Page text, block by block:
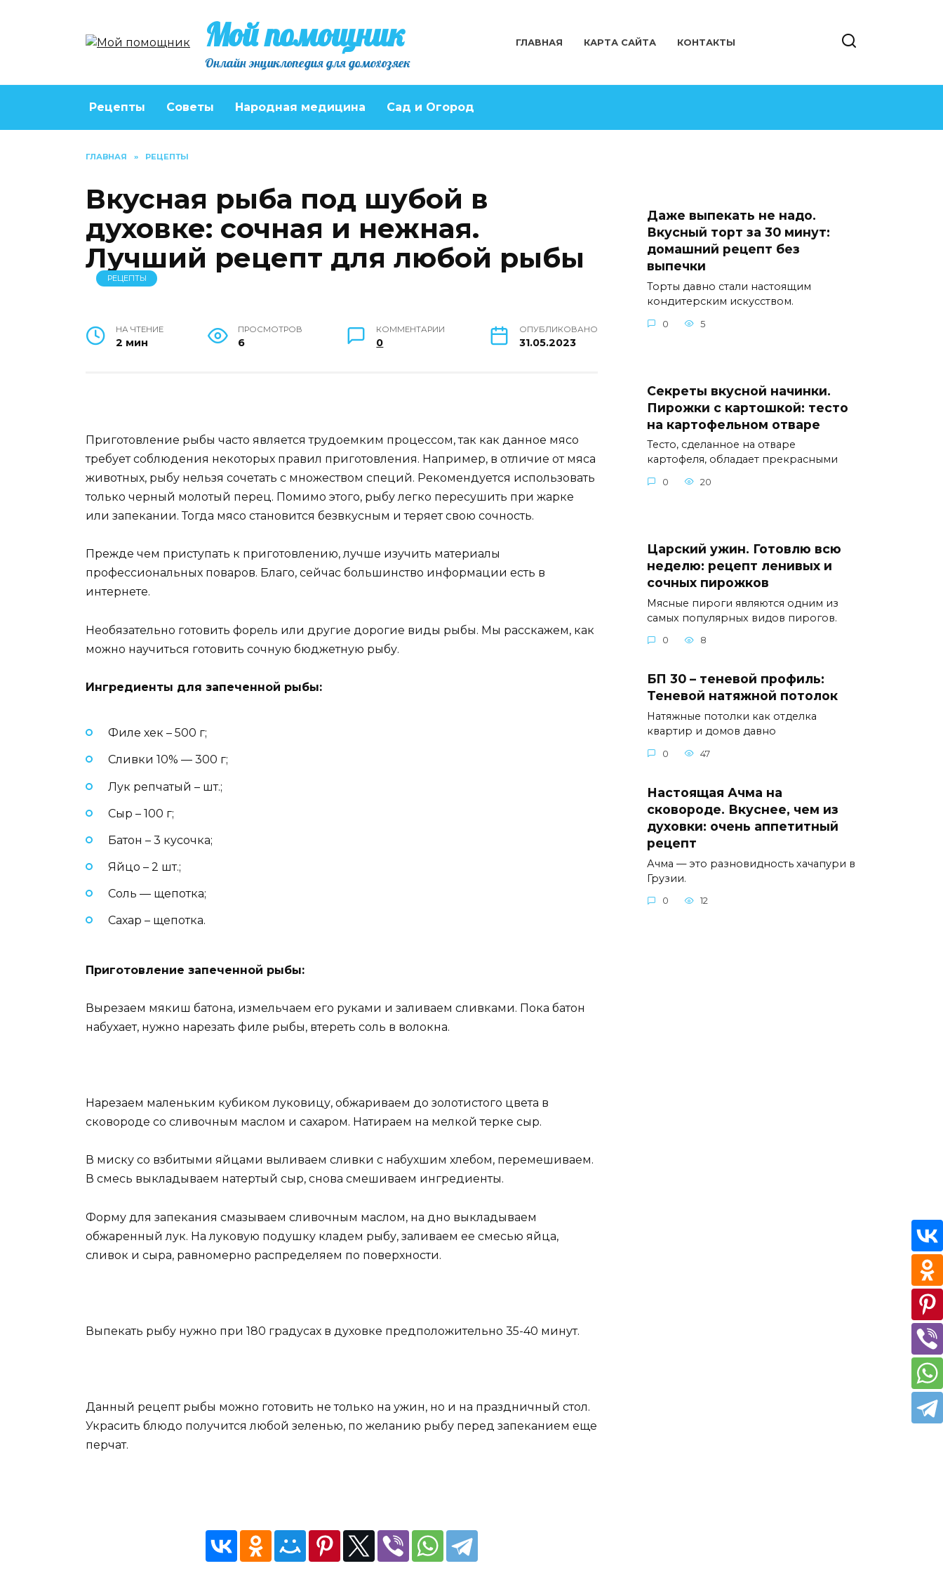
Мой помощник
Онлайн энциклопедия для домохозяек
ГЛАВНАЯ КАРТА САЙТА КОНТАКТЫ
Рецепты Советы Народная медицина Сад и Огород
ГЛАВНАЯ » РЕЦЕПТЫ
Вкусная рыба под шубой в
духовке: сочная и нежная.
Лучший рецепт для любой рыбы
РЕЦЕПТЫ
НА ЧТЕНИЕ
2 мин
ПРОСМОТРОВ
6
КОММЕНТАРИИ
0
ОПУБЛИКОВАНО
31.05.2023
Приготовление рыбы часто является трудоемким процессом, так как данное мясо
требует соблюдения некоторых правил приготовления. Например, в отличие от мяса
животных, рыбу нельзя сочетать с множеством специй. Рекомендуется использовать
только черный молотый перец. Помимо этого, рыбу легко пересушить при жарке
или запекании. Тогда мясо становится безвкусным и теряет свою сочность.
Прежде чем приступать к приготовлению, лучше изучить материалы
профессиональных поваров. Благо, сейчас большинство информации есть в
интернете.
Необязательно готовить форель или другие дорогие виды рыбы. Мы расскажем, как
можно научиться готовить сочную бюджетную рыбу.
Ингредиенты для запеченной рыбы:
Филе хек – 500 г;
Сливки 10% — 300 г;
Лук репчатый – шт.;
Сыр – 100 г;
Батон – 3 кусочка;
Яйцо – 2 шт.;
Соль — щепотка;
Сахар – щепотка.
Приготовление запеченной рыбы:
Вырезаем мякиш батона, измельчаем его руками и заливаем сливками. Пока батон
набухает, нужно нарезать филе рыбы, втереть соль в волокна.
Нарезаем маленьким кубиком луковицу, обжариваем до золотистого цвета в
сковороде со сливочным маслом и сахаром. Натираем на мелкой терке сыр.
В миску со взбитыми яйцами выливаем сливки с набухшим хлебом, перемешиваем.
В смесь выкладываем натертый сыр, снова смешиваем ингредиенты.
Форму для запекания смазываем сливочным маслом, на дно выкладываем
обжаренный лук. На луковую подушку кладем рыбу, заливаем ее смесью яйца,
сливок и сыра, равномерно распределяем по поверхности.
Выпекать рыбу нужно при 180 градусах в духовке предположительно 35-40 минут.
Данный рецепт рыбы можно готовить не только на ужин, но и на праздничный стол.
Украсить блюдо получится любой зеленью, по желанию рыбу перед запеканием еще
перчат.
Даже выпекать не надо.
Вкусный торт за 30 минут:
домашний рецепт без
выпечки
Торты давно стали настоящим
кондитерским искусством.
0 5
Секреты вкусной начинки.
Пирожки с картошкой: тесто
на картофельном отваре
Тесто, сделанное на отваре
картофеля, обладает прекрасными
0 20
Царский ужин. Готовлю всю
неделю: рецепт ленивых и
сочных пирожков
Мясные пироги являются одним из
самых популярных видов пирогов.
0 8
БП 30 – теневой профиль:
Теневой натяжной потолок
Натяжные потолки как отделка
квартир и домов давно
0 47
Настоящая Ачма на
сковороде. Вкуснее, чем из
духовки: очень аппетитный
рецепт
Ачма — это разновидность хачапури в
Грузии.
0 12